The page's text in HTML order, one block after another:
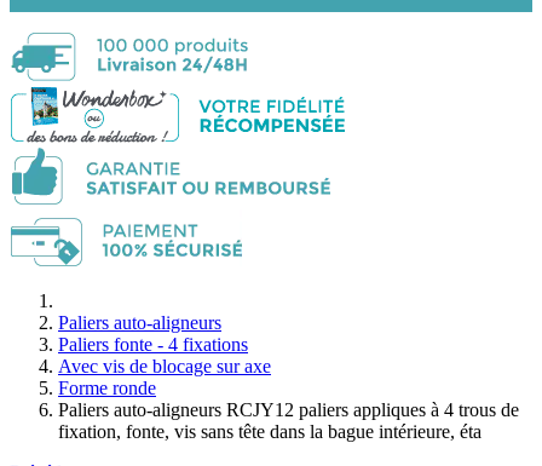
Paliers auto-aligneurs
Paliers fonte - 4 fixations
Avec vis de blocage sur axe
Forme ronde
Paliers auto-aligneurs RCJY12 paliers appliques à 4 trous de
fixation, fonte, vis sans tête dans la bague intérieure, éta